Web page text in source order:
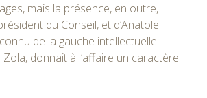
mais la présence, en outre,
du Conseil, et d’Anatole
de la gauche intellectuelle
donnait à l’affaire un caractère